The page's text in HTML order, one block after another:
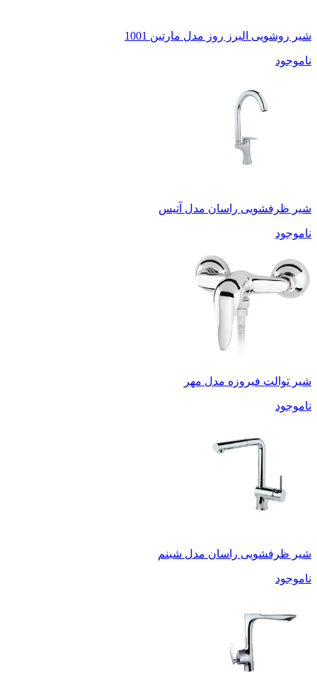
شیر روشویی البرز روز مدل مارتین 1001
ناموجود
شیر ظرفشویی راسان مدل آتیس
ناموجود
شیر توالت فیروزه مدل مهر
ناموجود
شیر ظرفشویی راسان مدل شبنم
ناموجود